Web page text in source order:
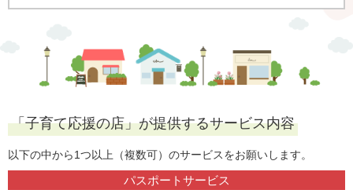
「子育て応援の店」が提供するサービス内容
以下の中から1つ以上（複数可）のサービスをお願いします。
パスポートサービス